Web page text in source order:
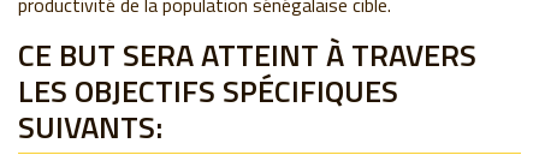
CE BUT SERA ATTEINT À TRAVERS
LES OBJECTIFS SPÉCIFIQUES
SUIVANTS: